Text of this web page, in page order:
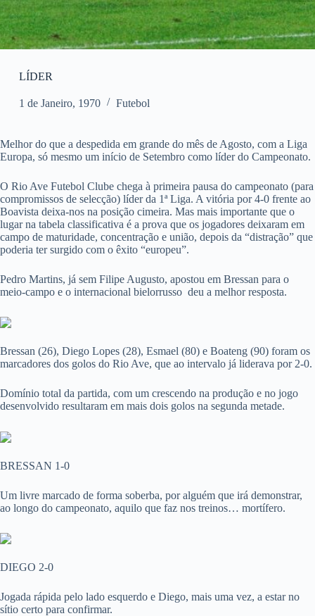
LÍDER
1 de Janeiro, 1970 Futebol
Melhor do que a despedida em grande do mês de Agosto, com a Liga
Europa, só mesmo um início de Setembro como líder do Campeonato.
O Rio Ave Futebol Clube chega à primeira pausa do campeonato (para
compromissos de selecção) líder da 1ª Liga. A vitória por 4-0 frente ao
Boavista deixa-nos na posição cimeira. Mas mais importante que o
lugar na tabela classificativa é a prova que os jogadores deixaram em
campo de maturidade, concentração e união, depois da “distração” que
poderia ter surgido com o êxito “europeu”.
Pedro Martins, já sem Filipe Augusto, apostou em Bressan para o
meio-campo e o internacional bielorrusso deu a melhor resposta.
Bressan (26), Diego Lopes (28), Esmael (80) e Boateng (90) foram os
marcadores dos golos do Rio Ave, que ao intervalo já liderava por 2-0.
Domínio total da partida, com um crescendo na produção e no jogo
desenvolvido resultaram em mais dois golos na segunda metade.
BRESSAN 1-0
Um livre marcado de forma soberba, por alguém que irá demonstrar,
ao longo do campeonato, aquilo que faz nos treinos… mortífero.
DIEGO 2-0
Jogada rápida pelo lado esquerdo e Diego, mais uma vez, a estar no
sítio certo para confirmar.